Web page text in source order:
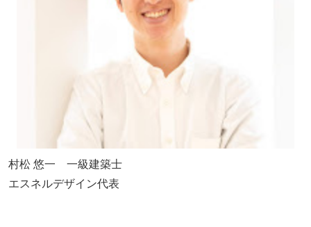
村松 悠一 一級建築士
エスネルデザイン代表